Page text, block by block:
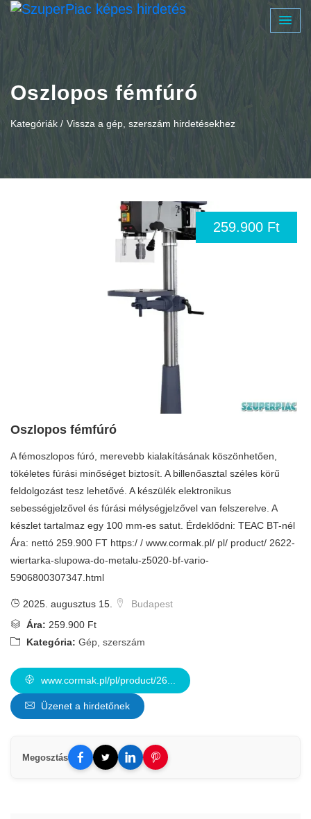
Oszlopos fémfúró
Kategóriák / Vissza a gép, szerszám hirdetésekhez
259.900 Ft
Oszlopos fémfúró
A fémoszlopos fúró, merevebb kialakításának köszönhetően,
tökéletes fúrási minőséget biztosít. A billenőasztal széles körű
feldolgozást tesz lehetővé. A készülék elektronikus
sebességjelzővel és fúrási mélységjelzővel van felszerelve. A
készlet tartalmaz egy 100 mm-es satut. Érdeklődni: TEAC BT-nél
Ára: nettó 259.900 FT https:/ / www.cormak.pl/ pl/ product/ 2622-
wiertarka-slupowa-do-metalu-z5020-bf-vario-
5906800307347.html
2025. augusztus 15.
Budapest
Ára: 259.900 Ft
Kategória: Gép, szerszám
www.cormak.pl/pl/product/26...
Üzenet a hirdetőnek
Megosztás